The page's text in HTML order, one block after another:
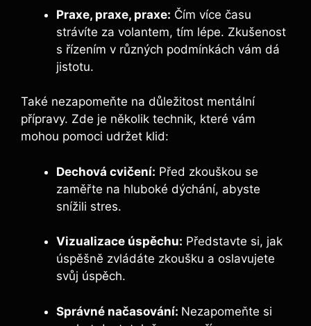
Praxe, ⁤praxe, praxe: Čím více času
strávíte za volantem, ⁢tím lépe. Zkušenost
s řízením v různých podmínkách ‌vám dá
jistotu.
Také nezapomeňte na důležitost mentální
přípravy. Zde je⁢ několik technik, které vám
mohou pomoci udržet klid:
Dechová cvičení: Před zkouškou se
zaměřte na hluboké dýchání, abyste
snížili stres.
Vizualizace úspěchu: Představte si, ⁢jak
úspěšně zvládáte‍ zkoušku a oslavujete⁤
svůj úspěch.
Správné načasování: Nezapomeňte si